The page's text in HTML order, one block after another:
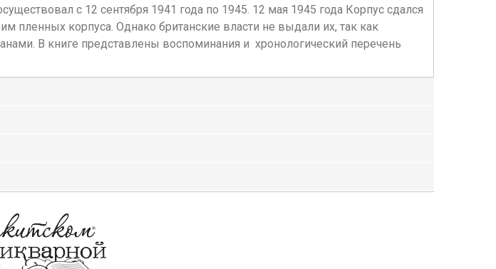
с 12 сентября 1941 года по 1945. 12 мая 1945 года Корпус сдался
пленных корпуса. Однако британские власти не выдали их, так как
В книге представлены воспоминания и хронологический перечень